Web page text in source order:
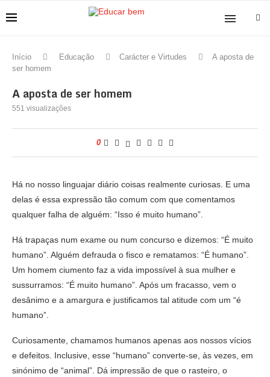
Início Educação Carácter e Virtudes
A aposta de
ser homem
A aposta de ser homem
551 visualizações
0
Há no nosso linguajar diário coisas realmente curiosas. E uma
delas é essa expressão tão comum com que comentamos
qualquer falha de alguém: “Isso é muito humano”.
Há trapaças num exame ou num concurso e dizemos: “É muito
humano”. Alguém defrauda o fisco e rematamos: “É humano”.
Um homem ciumento faz a vida impossível à sua mulher e
sussurramos: “É muito humano”. Após um fracasso, vem o
desânimo e a amargura e justificamos tal atitude com um “é
humano”.
Curiosamente, chamamos humanos apenas aos nossos vícios
e defeitos. Inclusive, esse “humano” converte-se, às vezes, em
sinónimo de “animal”. Dá impressão de que o rasteiro, o